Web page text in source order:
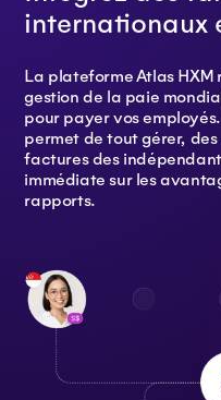
internationaux
La plateforme Atlas HXM
gestion de la paie
pour payer vos
permet de tout gérer,
factures des
immédiate sur les
rapports.